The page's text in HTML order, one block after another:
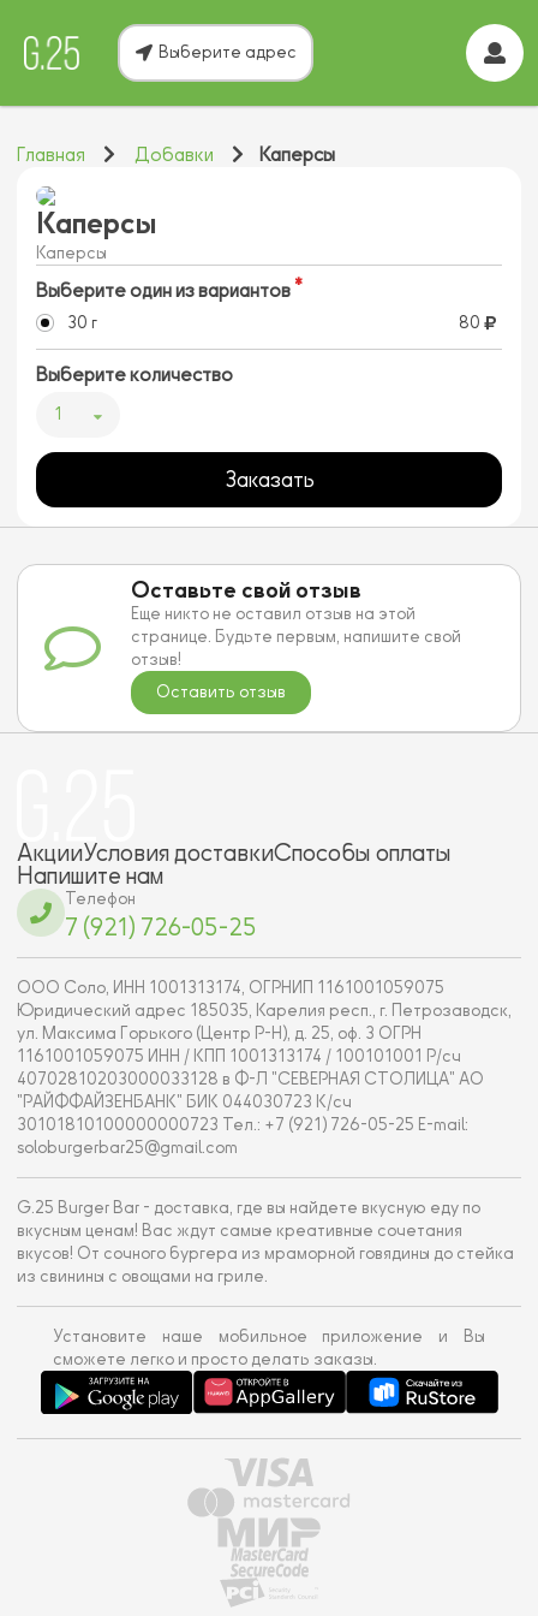
Выберите адрес
Главная Добавки Каперсы
Каперсы
Каперсы
Выберите один из вариантов
30 г 80
Выберите количество
1
Заказать
Оставьте свой отзыв
Еще никто не оставил отзыв на этой
странице. Будьте первым, напишите свой
отзыв!
Оставить отзыв
АкцииУсловия доставкиСпособы оплаты
Напишите нам
Телефон
7 (921) 726-05-25
ООО Соло, ИНН 1001313174, ОГРНИП 1161001059075
Юридический адрес 185035, Карелия респ., г. Петрозаводск,
ул. Максима Горького (Центр Р-Н), д. 25, оф. 3 ОГРН
1161001059075 ИНН / КПП 1001313174 / 100101001 Р/сч
40702810203000033128 в Ф-Л "СЕВЕРНАЯ СТОЛИЦА" АО
"РАЙФФАЙЗЕНБАНК" БИК 044030723 К/сч
30101810100000000723 Тел.: +7 (921) 726-05-25 E-mail:
soloburgerbar25@gmail.com
G.25 Burger Bar - доставка, где вы найдете вкусную еду по
вкусным ценам! Вас ждут самые креативные сочетания
вкусов! От сочного бургера из мраморной говядины до стейка
из свинины с овощами на гриле.
Установите наше мобильное приложение и Вы
сможете легко и просто делать заказы.